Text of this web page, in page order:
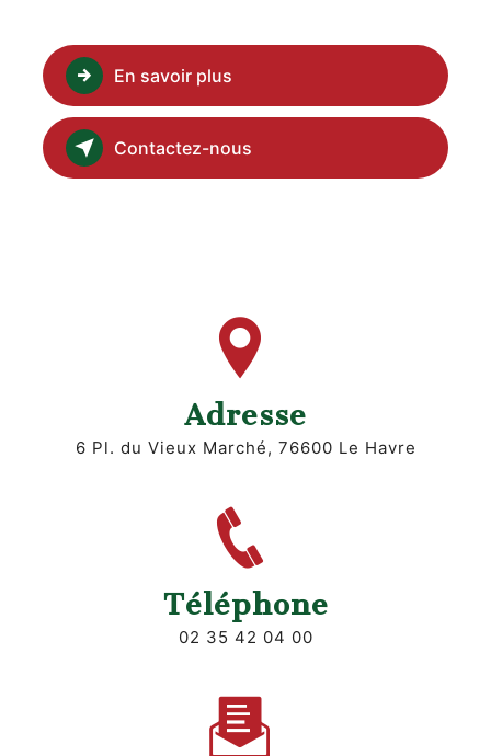
En savoir plus
Contactez-nous
Adresse
6 Pl. du Vieux Marché, 76600 Le Havre
Téléphone
02 35 42 04 00